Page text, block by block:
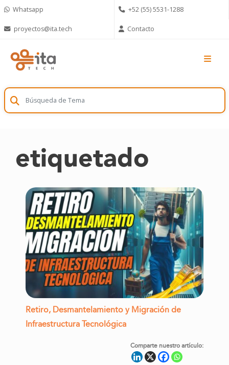
Whatsapp +52 (55) 5531-1288
proyectos@ita.tech Contacto
etiquetado
Retiro, Desmantelamiento y Migración de
Infraestructura Tecnológica
Comparte nuestro artículo: